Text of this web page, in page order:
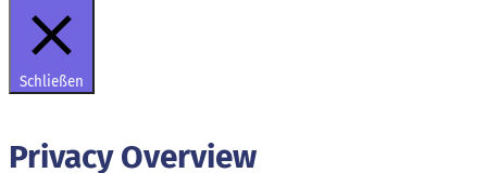
Schließen
Privacy Overview